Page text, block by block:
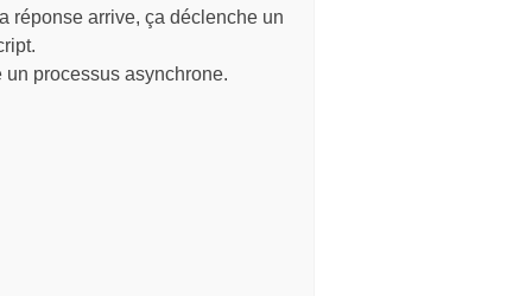
réponse arrive, ça déclenche un
processus asynchrone.